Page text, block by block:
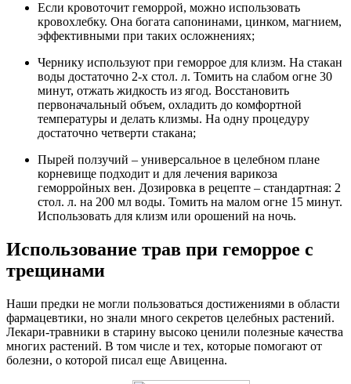
Если кровоточит геморрой, можно использовать
кровохлебку. Она богата сапонинами, цинком, магнием,
эффективными при таких осложнениях;
Чернику используют при геморрое для клизм. На стакан
воды достаточно 2-х стол. л. Томить на слабом огне 30
минут, отжать жидкость из ягод. Восстановить
первоначальный объем, охладить до комфортной
температуры и делать клизмы. На одну процедуру
достаточно четверти стакана;
Пырей ползучий – универсальное в целебном плане
корневище подходит и для лечения варикоза
геморройных вен. Дозировка в рецепте – стандартная: 2
стол. л. на 200 мл воды. Томить на малом огне 15 минут.
Использовать для клизм или орошений на ночь.
Использование трав при геморрое с
трещинами
Наши предки не могли пользоваться достижениями в области
фармацевтики, но знали много секретов целебных растений.
Лекари-травники в старину высоко ценили полезные качества
многих растений. В том числе и тех, которые помогают от
болезни, о которой писал еще Авиценна.